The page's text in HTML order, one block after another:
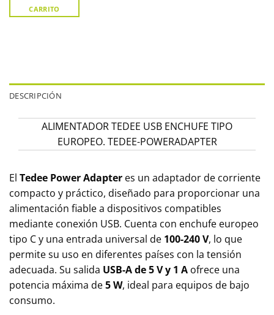
CARRITO
DESCRIPCIÓN
ALIMENTADOR TEDEE USB ENCHUFE TIPO
EUROPEO. TEDEE-POWERADAPTER
El Tedee Power Adapter es un adaptador de corriente
compacto y práctico, diseñado para proporcionar una
alimentación fiable a dispositivos compatibles
mediante conexión USB. Cuenta con enchufe europeo
tipo C y una entrada universal de 100-240 V, lo que
permite su uso en diferentes países con la tensión
adecuada. Su salida USB-A de 5 V y 1 A ofrece una
potencia máxima de5 W, ideal para equipos de bajo
consumo.